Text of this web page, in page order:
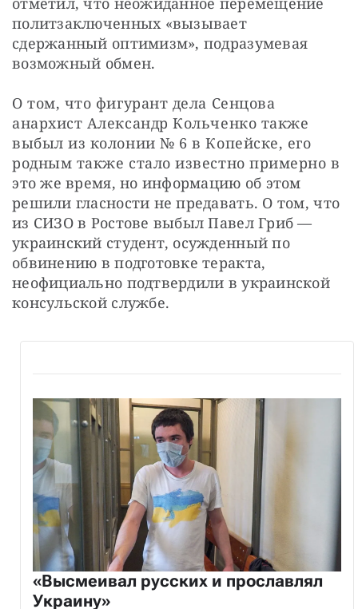
политзаключенных «вызывает
сдержанный оптимизм», подразумевая
возможный обмен.
О том, что фигурант дела Сенцова
анархист Александр Кольченко также
выбыл из колонии № 6 в Копейске, его
родным также стало известно примерно в
это же время, но информацию об этом
решили гласности не предавать. О том, что
из СИЗО в Ростове выбыл Павел Гриб —
украинский студент, осужденный по
обвинению в подготовке теракта,
неофициально подтвердили в украинской
консульской службе.
«Высмеивал русских и прославлял
Украину»